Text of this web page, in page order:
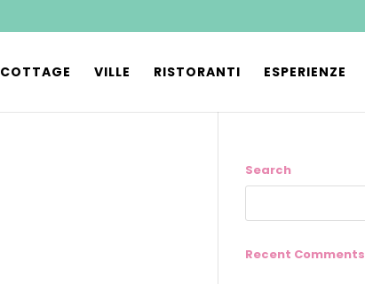
COTTAGE VILLE RISTORANTI ESPERIENZE
Search
Recent Comments